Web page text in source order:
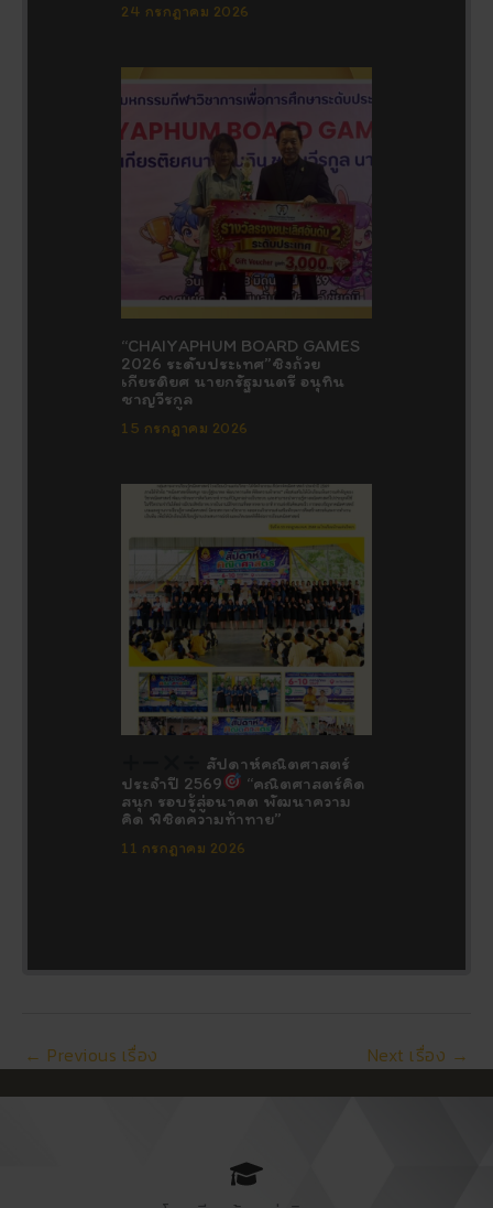
24 กรกฎาคม 2026
“CHAIYAPHUM BOARD GAMES
2026 ระดับประเทศ”ชิงถ้วย
เกียรติยศ นายกรัฐมนตรี อนุทิน
ชาญวีรกูล
15 กรกฎาคม 2026
สัปดาห์คณิตศาสตร์
ประจำปี 2569
“คณิตศาสตร์คิด
สนุก รอบรู้สู่อนาคต พัฒนาความ
คิด พิชิตความท้าทาย”
11 กรกฎาคม 2026
← Previous เรื่อง Next เรื่อง →